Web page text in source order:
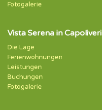
Fotogalerie
Vista Serena in Capoliveri
Die Lage
Ferienwohnungen
Leistungen
Buchungen
Fotogalerie